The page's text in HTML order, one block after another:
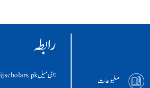
مطبوعات
رابطہ
:ای ميل info@scholars.pk